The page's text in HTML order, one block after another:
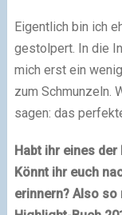
Eigentlich bin ich
gestolpert. In die
mich erst ein
zum Schmunzeln.
sagen: das
Habt ihr eines
Könnt ihr euch
erinnern? Also so